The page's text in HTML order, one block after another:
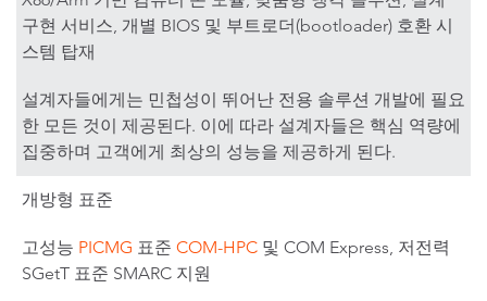
구현 서비스, 개별 BIOS 및 부트로더(bootloader) 호환 시
스템 탑재
설계자들에게는 민첩성이 뛰어난 전용 솔루션 개발에 필요
한 모든 것이 제공된다. 이에 따라 설계자들은 핵심 역량에
집중하며 고객에게 최상의 성능을 제공하게 된다.
개방형 표준
고성능 PICMG 표준 COM-HPC 및 COM Express, 저전력
SGetT 표준 SMARC 지원